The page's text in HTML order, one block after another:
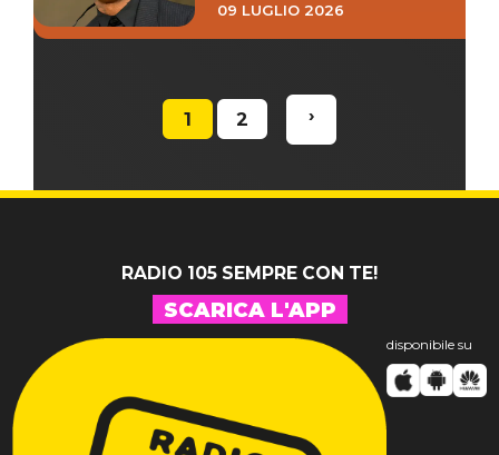
09 LUGLIO 2026
1 2 ›
RADIO 105 SEMPRE CON TE!
SCARICA L'APP
disponibile su